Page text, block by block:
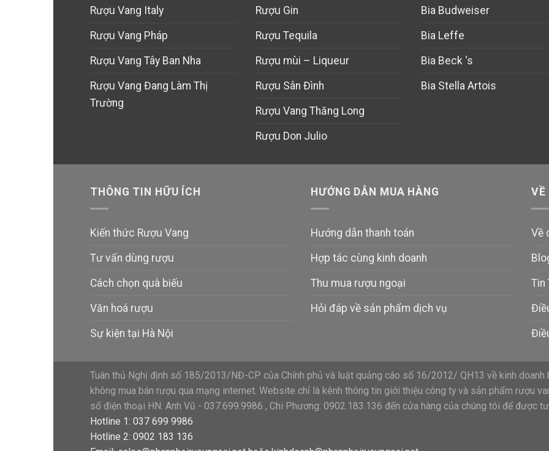
Rượu Vang Italy
Rượu Vang Pháp
Rượu Vang Tây Ban Nha
Rượu Vang Đang Làm Thị
Trường
Rượu Gin
Rượu Tequila
Rượu mùi – Liqueur
Rượu Sân Đình
Rượu Vang Thăng Long
Rượu Don Julio
Bia Budweiser
Bia Leffe
Bia Beck ‘s
Bia Stella Artois
THÔNG TIN HỮU ÍCH
Kiến thức Rượu Vang
Tư vấn dùng rượu
Cách chọn quà biếu
Văn hoá rượu
Sự kiện tại Hà Nội
HƯỚNG DẪN MUA HÀNG
Hướng dẫn thanh toán
Hợp tác cùng kinh doanh
Thu mua rượu ngoại
Hỏi đáp về sản phẩm dịch vụ
VỀ
Về
Tin
Tuân thủ Nghị định số 185/2013/NĐ-CP của Chính phủ và luật quảng cáo số 16/2012/ QH13 về kinh doanh
không mua bán rượu qua mạng internet. Website chỉ là kênh thông tin giới thiệu công ty và sản phẩm rượu
số điện thoại HN: Anh Vũ - 037.699.9986 , Chi Phương: 0902.183.136 đến cửa hàng của chúng tôi để được
Hotline 1: 037 699 9986
Hotline 2: 0902 183 136